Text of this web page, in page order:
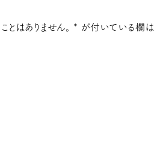
とはありません。
* が付いている欄は